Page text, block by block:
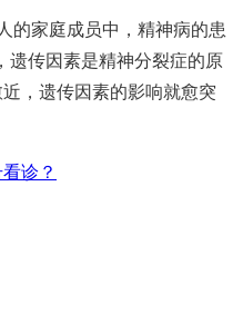
的家庭成员中，精神病的患
遗传因素是精神分裂症的原
，遗传因素的影响就愈突
诊？